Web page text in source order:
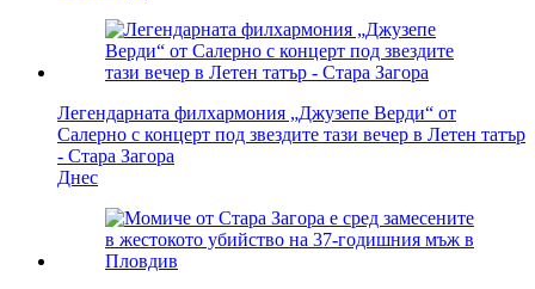
Легендарната филхармония „Джузепе Верди“ от
Салерно с концерт под звездите тази вечер в Летен татър
- Стара Загора
Днес